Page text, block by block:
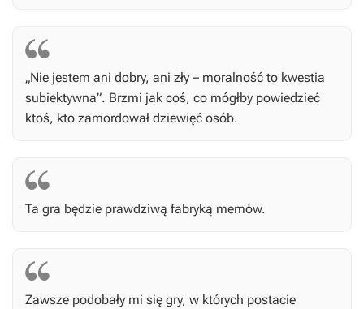
„Nie jestem ani dobry, ani zły – moralność to kwestia
subiektywna”. Brzmi jak coś, co mógłby powiedzieć
ktoś, kto zamordował dziewięć osób.
Ta gra będzie prawdziwą fabryką memów.
Zawsze podobały mi się gry, w których postacie